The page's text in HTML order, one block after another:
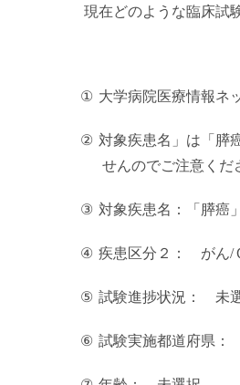
現在どのような臨床試
① 大学病院医療情報ネ
② 対象疾患名」は「膵
せんのでご注意くだ
③ 対象疾患名：「膵癌
④ 疾患区分２： がん/
⑤ 試験進捗状況： 未選
⑥ 試験実施都道府県：